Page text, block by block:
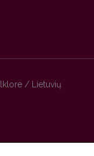
/ Lietuvių